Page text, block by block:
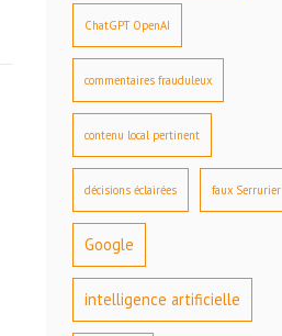
ChatGPT OpenAI
commentaires frauduleux
contenu local pertinent
décisions éclairées faux Serrurier
Google
intelligence artificielle